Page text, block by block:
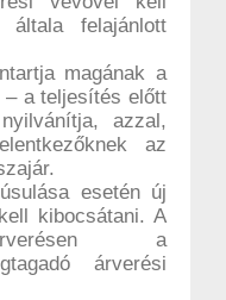
felajánlott
magának a
– a teljesítés előtt
azzal,
az
esetén új
kibocsátani. A
a
árverési